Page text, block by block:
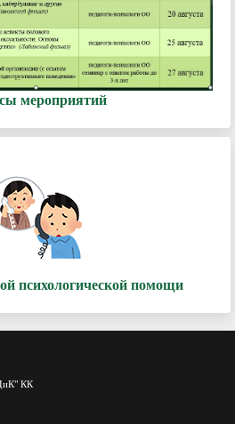
мероприятий
психологической помощи
КК